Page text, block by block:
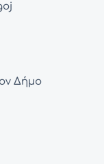
Δήμο